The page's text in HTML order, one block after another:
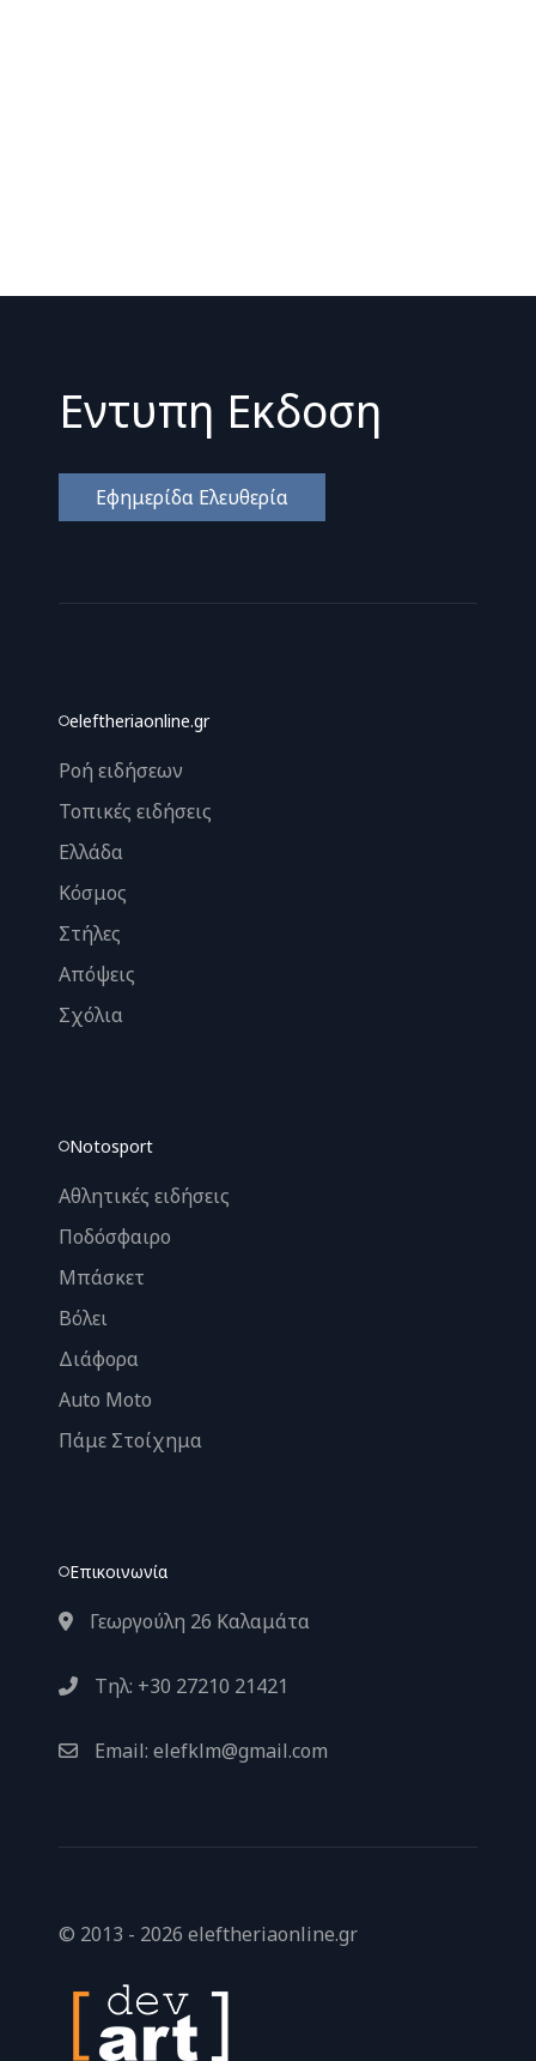
Εντυπη Εκδοση
Εφημερίδα Ελευθερία
eleftheriaonline.gr
Ροή ειδήσεων
Τοπικές ειδήσεις
Ελλάδα
Κόσμος
Στήλες
Απόψεις
Σχόλια
Notosport
Αθλητικές ειδήσεις
Ποδόσφαιρο
Μπάσκετ
Βόλει
Διάφορα
Auto Moto
Πάμε Στοίχημα
Επικοινωνία
Γεωργούλη 26 Καλαμάτα
Τηλ: +30 27210 21421
Email: elefklm@gmail.com
© 2013 - 2026 eleftheriaonline.gr